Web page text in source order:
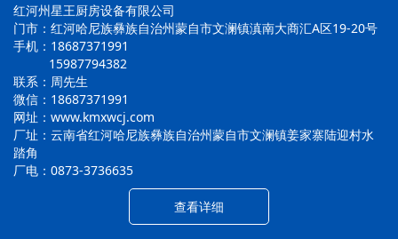
红河州星王厨房设备有限公司
门市：红河哈尼族彝族自治州蒙自市文澜镇滇南大商汇A区19-20号
手机：18687371991
15987794382
联系：周先生
微信：18687371991
网址：www.kmxwcj.com
厂址：云南省红河哈尼族彝族自治州蒙自市文澜镇姜家寨陆迎村水
踏角
厂电：0873-3736635
查看详细